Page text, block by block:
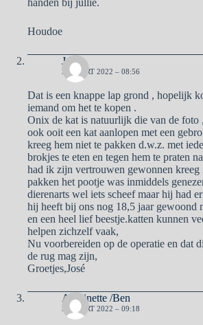
Houdoe
José
3 MAART 2022 – 08:56
Dat is een knappe lap grond , hopelijk
iemand om het te kopen .
Onix de kat is natuurlijk die van de foto
ook ooit een kat aanlopen met een
kreeg hem niet te pakken d.w.z. met
brokjes te eten en tegen hem te praten
had ik zijn vertrouwen gewonnen kreeg
pakken het pootje was inmiddels
dierenarts wel iets scheef maar hij had
hij heeft bij ons nog 18,5 jaar gewoond
en een heel lief beestje.katten kunnen
helpen zichzelf vaak,
Nu voorbereiden op de operatie en dat
de rug mag zijn,
Groetjes,José
Antoinette /Ben
3 MAART 2022 – 09:18